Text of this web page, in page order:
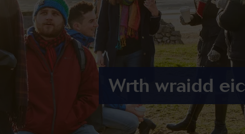
Wrth wraidd